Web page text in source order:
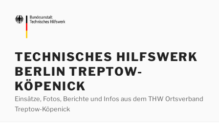
Inhalt
springen
TECHNISCHES HILFSWERK
BERLIN TREPTOW-
KÖPENICK
Einsätze, Fotos, Berichte und Infos aus dem THW Ortsverband
Treptow-Köpenick